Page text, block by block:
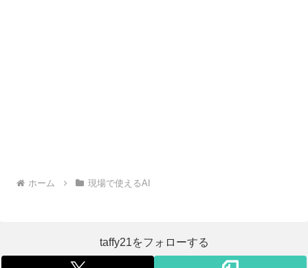
ホーム 現場で使えるAI
taffy21をフォローする